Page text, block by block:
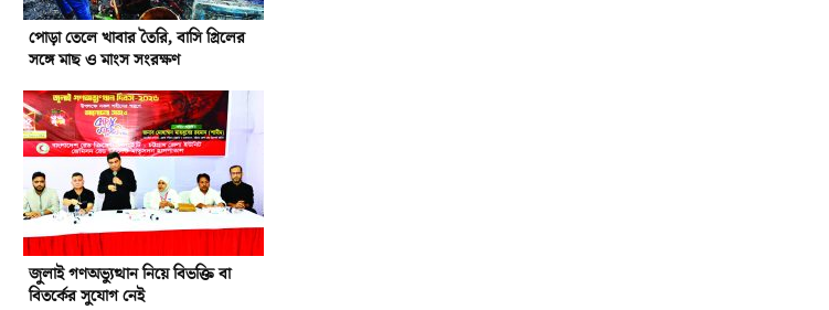
পোড়া তেলে খাবার তৈরি, বাসি গ্রিলের
সঙ্গে মাছ ও মাংস সংরক্ষণ
জুলাই গণঅভ্যুত্থান নিয়ে বিভক্তি বা
বিতর্কের সুযোগ নেই